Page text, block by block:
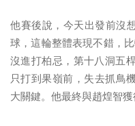
他賽後說，今天出發前沒
球，這輪整體表現不錯，
沒進打柏忌，第十八洞五
只打到果嶺前，失去抓鳥
大關鍵。他最終與趙煌智